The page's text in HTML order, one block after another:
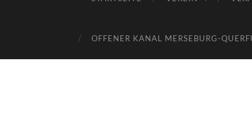
OFFENER KANAL MERSEBURG-